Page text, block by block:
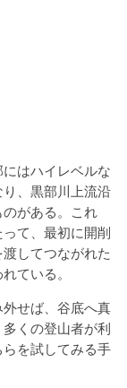
はハイレベルな
、黒部川上流沿
がある。これ
て、最初に開削
してつながれた
ている。
せば、谷底へ真
くの登山者が利
を試してみる手